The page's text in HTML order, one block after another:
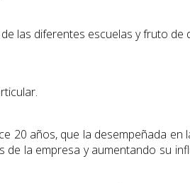
las diferentes escuelas y fruto
20 años, que la desempeñada
la empresa y aumentando su